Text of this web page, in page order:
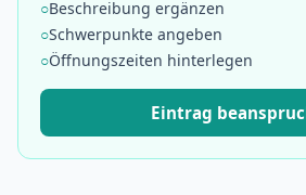
○Beschreibung ergänzen
○Schwerpunkte angeben
○Öffnungszeiten hinterlegen
Eintrag